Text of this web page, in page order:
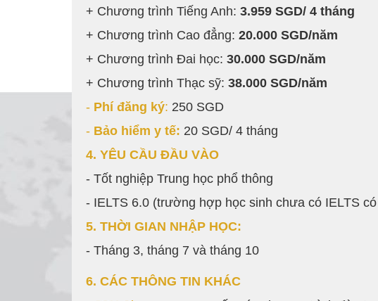
+ Chương trình Tiếng Anh: 3.959 SGD/ 4 tháng
+ Chương trình Cao đẳng: 20.000 SGD/năm
+ Chương trình Đai học: 30.000 SGD/năm
+ Chương trình Thạc sỹ: 38.000 SGD/năm
- Phí đăng ký: 250 SGD
- Bảo hiểm y tế: 20 SGD/ 4 tháng
4. YÊU CẦU ĐẦU VÀO
- Tốt nghiệp Trung học phổ thông
- IELTS 6.0 (trường hợp học sinh chưa có IELTS
5. THỜI GIAN NHẬP HỌC:
- Tháng 3, tháng 7 và tháng 10
6. CÁC THÔNG TIN KHÁC